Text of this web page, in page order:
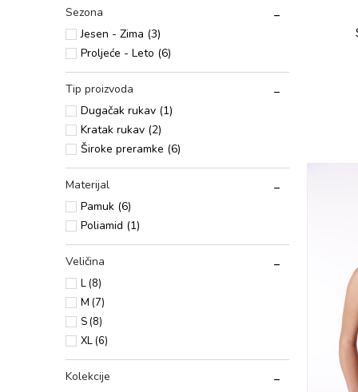
Sezona
Jesen - Zima (3)
Proljeće - Leto (6)
Tip proizvoda
Dugačak rukav (1)
Kratak rukav (2)
Širоkе prеramkе (6)
Materijal
Pamuk (6)
Poliamid (1)
Veličina
L(8)
M (7)
S(8)
XL(6)
Kolekcije